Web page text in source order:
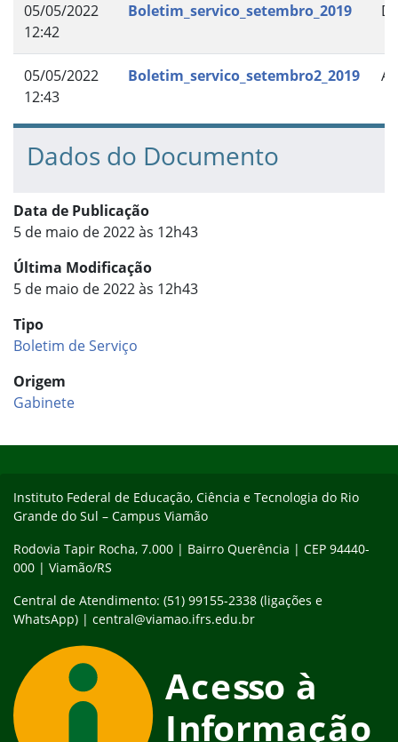
05/05/2022
12:42
Boletim_servico_setembro_2019
05/05/2022
12:43
Boletim_servico_setembro2_2019
Dados do Documento
Data de Publicação
5 de maio de 2022 às 12h43
Última Modificação
5 de maio de 2022 às 12h43
Tipo
Boletim de Serviço
Origem
Gabinete
Instituto Federal de Educação, Ciência e Tecnologia do Rio
Grande do Sul – Campus Viamão
Rodovia Tapir Rocha, 7.000 | Bairro Querência | CEP 94440-
000 | Viamão/RS
Central de Atendimento: (51) 99155-2338 (ligações e
WhatsApp) | central@viamao.ifrs.edu.br